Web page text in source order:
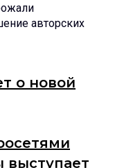
авторских
о новой
выступает